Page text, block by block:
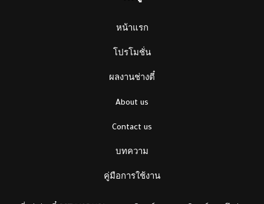
หน้าแรก
โปรโมชั่น
ผลงานช่างตี๋
About us
Contact us
บทความ
คู่มือการใช้งาน